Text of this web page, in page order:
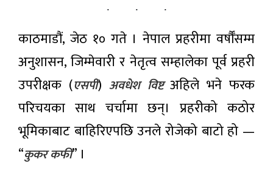
पोर्चुगलमा
पहिलोपटक
नेपाली रक
ब्यान्ड
‘१९७४
साङ्गीतिक
४ घण्टा अगाडी
शान्तिसुरक्षा
कायम गर्न
सरकार
निरन्तर
क्रियाशील
छ : गृहमन्त्री
४ घण्टा अगाडी
काठमाडौं, जेठ १० गते । नेपाल प्रहरीमा वर्षौँसम्म
अनुशासन, जिम्मेवारी र नेतृत्व सम्हालेका पूर्व प्रहरी
उपरीक्षक (एसपी) अवधेश विष्टअहिले भने फरक
परिचयका साथ चर्चामा छन्। प्रहरीको कठोर
भूमिकाबाट बाहिरिएपछि उनले रोजेको बाटो हो —
“कुकर कफी” ।